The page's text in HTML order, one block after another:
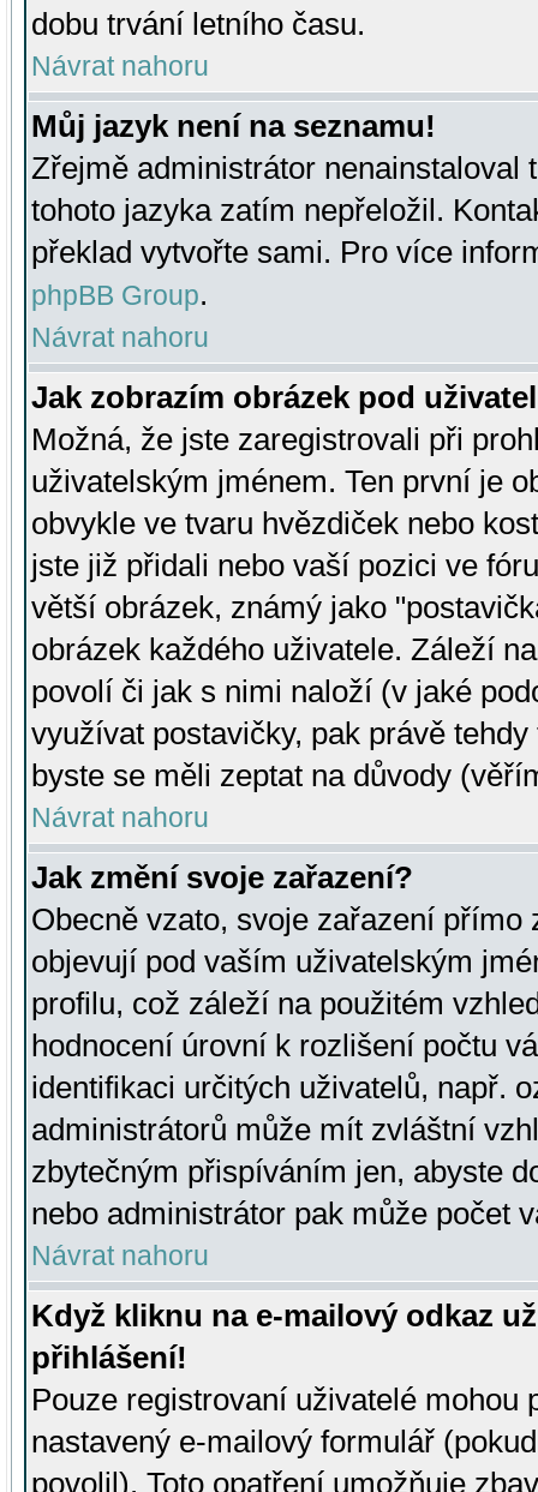
dobu trvání letního času.
Návrat nahoru
Můj jazyk není na seznamu!
Zřejmě administrátor nenainstaloval
tohoto jazyka zatím nepřeložil.
překlad vytvořte sami. Pro více
phpBB Group.
Návrat nahoru
Jak zobrazím obrázek pod
Možná, že jste zaregistrovali při
uživatelským jménem. Ten první je
obvykle ve tvaru hvězdiček nebo
jste již přidali nebo vaší pozici ve
větší obrázek, známý jako
obrázek každého uživatele. Záleží
povolí či jak s nimi naloží (v jaké
využívat postavičky, pak právě
byste se měli zeptat na důvody
Návrat nahoru
Jak změní svoje zařazení?
Obecně vzato, svoje zařazení přímo
objevují pod vaším uživatelským
profilu, což záleží na použitém
hodnocení úrovní k rozlišení počtu
identifikaci určitých uživatelů, např.
administrátorů může mít zvláštní
zbytečným přispíváním jen, abyste
nebo administrátor pak může počet
Návrat nahoru
Když kliknu na e-mailový odkaz
přihlášení!
Pouze registrovaní uživatelé mohou
nastavený e-mailový formulář
povolil). Toto opatření umožňuje